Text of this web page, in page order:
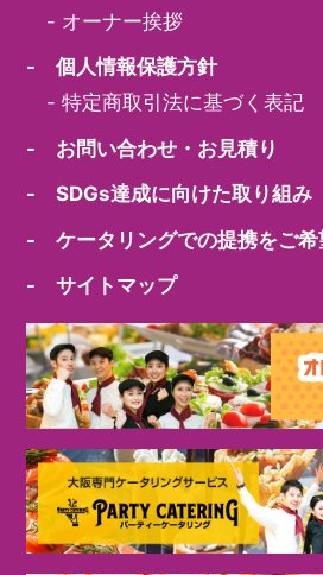
- オーナー挨拶
- 個人情報保護方針
-特定商取引法に基づく表記
- お問い合わせ・お見積り
- SDGs達成に向けた取り組み
- ケータリングでの提携をご希
- サイトマップ